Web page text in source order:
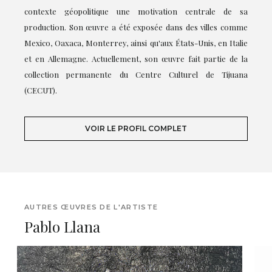
contexte géopolitique une motivation centrale de sa
production. Son œuvre a été exposée dans des villes comme
Mexico, Oaxaca, Monterrey, ainsi qu'aux États-Unis, en Italie
et en Allemagne. Actuellement, son œuvre fait partie de la
collection permanente du Centre Culturel de Tijuana
(CECUT).
VOIR LE PROFIL COMPLET
AUTRES ŒUVRES DE L'ARTISTE
Pablo Llana